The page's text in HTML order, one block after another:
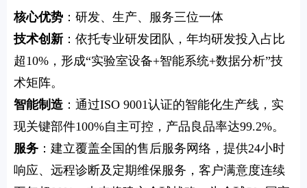
核心优势 ：研发、生产、服务三位一体
技术创新 ：依托专业研发团队，年均研发投入占比
超10%，形成“实验室设备+智能系统+数据分析”技
术矩阵。
智能制造 ：通过ISO 9001认证的智能化生产线，实
现关键部件100%自主可控，产品良品率达99.2%。
服务 ：建立覆盖全国的售后服务网络，提供24小时
响应、远程诊断及定期维保服务，客户满意度连续